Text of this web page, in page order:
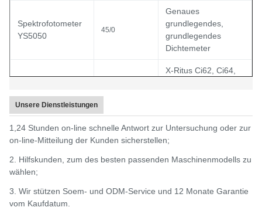
Spektrofotometer
YS5050
45/0
Genaues
grundlegendes,
grundlegendes
Dichtemeter
YS5010
X-Ritus Ci62, Ci64,
Spektrofotometer
NS800
45/0
NR60CP-Kolorimeter
MINOLTA-CR-
Unsere Dienstleistungen
1,24 Stunden on-line schnelle Antwort zur Untersuchung oder zur
on-line-Mitteilung der Kunden sicherstellen;
2. Hilfskunden, zum des besten passenden Maschinenmodells zu
wählen;
3. Wir stützen Soem- und ODM-Service und 12 Monate Garantie
vom Kaufdatum.